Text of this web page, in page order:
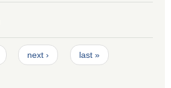
next › last »